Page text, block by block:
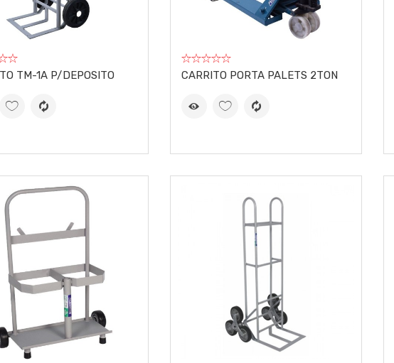
TM-1A P/DEPOSITO CARRITO PORTA PALETS 2TON